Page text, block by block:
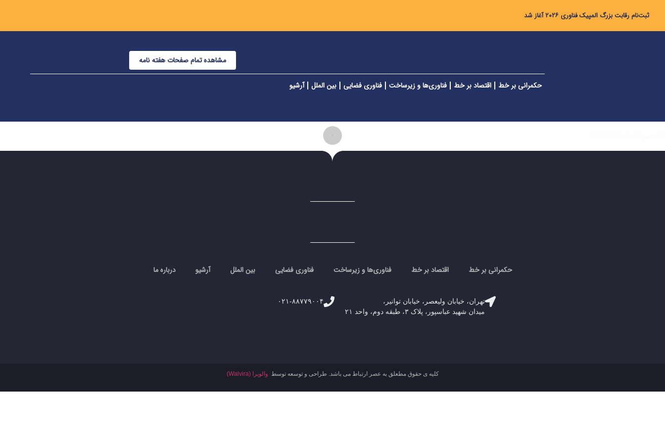
ثبت‌نام رقابت بزرگ المپیک فناوری ۲۰۲۶ آغاز شد
مشاهده تمام صفحات هفته نامه
حکمرانی بر خط اقتصاد بر خط فناوری‌ها و زیرساخت فناوری فضایی بین الملل آرشیو
حکمرانی بر خط اقتصاد بر خط فناوری‌ها و زیرساخت فناوری فضایی بین الملل آرشیو درباره ما
تهران، خیابان ولیعصر، خیابان توانیر،
میدان شهید عباسپور، پلاک ۳، طبقه دوم، واحد ۲۱
۰۲۱-۸۸۷۷۹۰۰۴
کلیه ی حقوق مطعلق به عصر ارتباط می باشد. طراحی و توسعه توسط والویرا (Walvira)